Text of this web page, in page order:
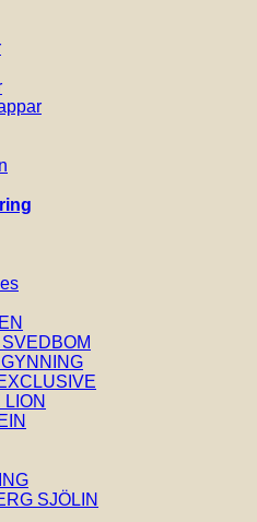
SJÖLIN